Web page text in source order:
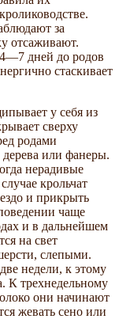
за
отсаживают.
4—7 дней до родов
стаскивает
у себя из
сверху
родами
дерева или фанеры.
нерадивые
крольчат
и прикрыть
чаще
и в дальнейшем
на свет
слепыми.
недели, к этому
К трехнедельному
они начинают
жевать сено или